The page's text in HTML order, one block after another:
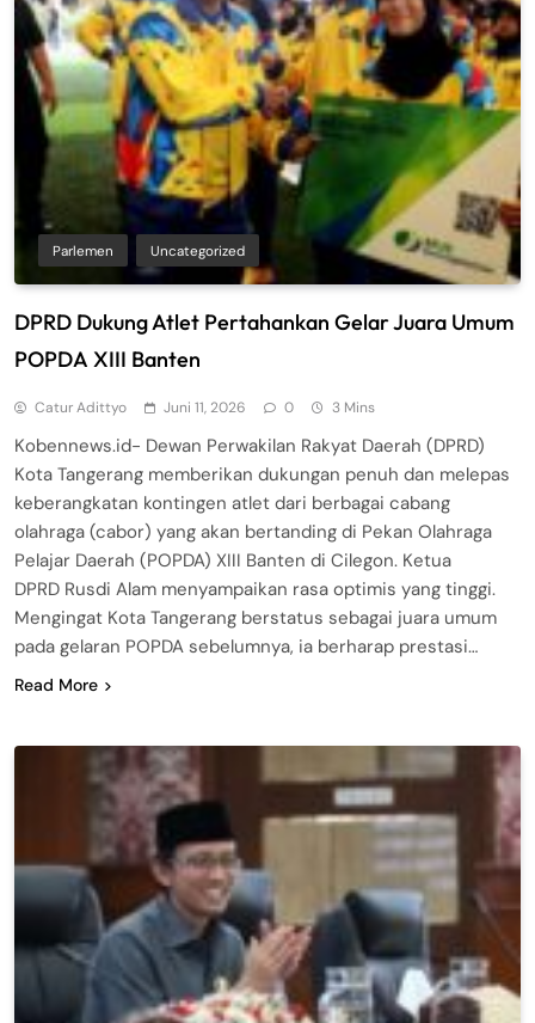
Parlemen Uncategorized
DPRD Dukung Atlet Pertahankan Gelar Juara Umum
POPDA XIII Banten
Catur Adittyo Juni 11, 2026 0 3 Mins
Kobennews.id- Dewan Perwakilan Rakyat Daerah (DPRD)
Kota Tangerang memberikan dukungan penuh dan melepas
keberangkatan kontingen atlet dari berbagai cabang
olahraga (cabor) yang akan bertanding di Pekan Olahraga
Pelajar Daerah (POPDA) XIII Banten di Cilegon. Ketua
DPRD Rusdi Alam menyampaikan rasa optimis yang tinggi.
Mengingat Kota Tangerang berstatus sebagai juara umum
pada gelaran POPDA sebelumnya, ia berharap prestasi…
Read More